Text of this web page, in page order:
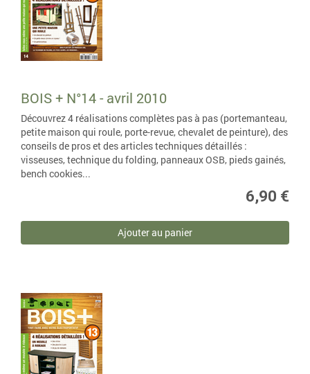
BOIS + N°14 - avril 2010
Découvrez 4 réalisations complètes pas à pas (portemanteau,
petite maison qui roule, porte-revue, chevalet de peinture), des
conseils de pros et des articles techniques détaillés :
visseuses, technique du folding, panneaux OSB, pieds gainés,
bench cookies...
6,90 €
Ajouter au panier